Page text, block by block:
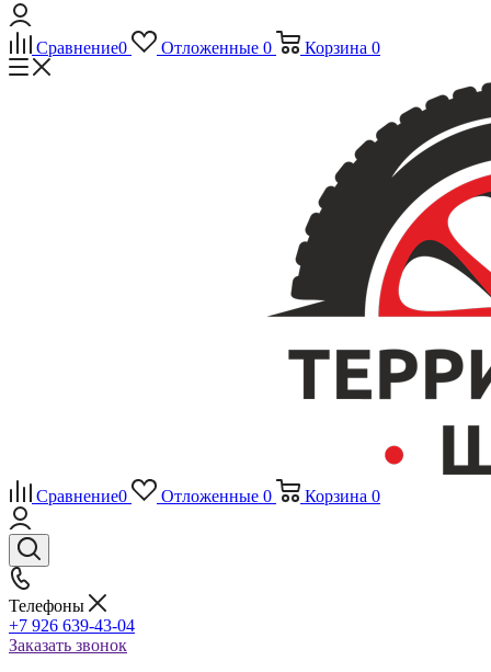
Сравнение0 Отложенные 0 Корзина 0
Сравнение0 Отложенные 0 Корзина 0
Телефоны
+7 926 639-43-04
Заказать звонок